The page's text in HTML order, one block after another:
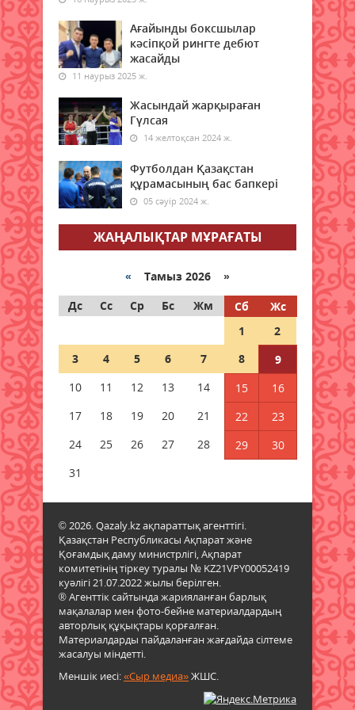
Қазақстанның бірқатар
өңірлеріне аптап ыстық қайта
оралады - синоптиктер
08 тамыз 2026 ж.
Елімізде бір тәулікте үш орман
өрті тіркелді
08 тамыз 2026 ж.
Синоптиктер Астана мен
Алматыда аптап ыстық
болатынын ескертті
орман өрті тіркелді
08 тамыз 2026 ж. 79
Ғалымдар отбасында нешінші
болып туғаныңыз өміріңізге
қалай әсер ететінін айтты
08 тамыз 2026 ж.
1 қыркүйектен бастап жаңа
шектеу: Қазақстанға қандай
көліктерді әкелуге тыйым
салынады?
Гранттан қағылған
талапкерлерге тағы бір
мүмкіндік: 4 мыңнан астам грант
бар
08 тамыз 2026 ж. 75
Азаматтық белсенділік – ел
болашағының кепілі
Аудан әкімі азаматтарды жеке
Ағайынды боксшылар
кәсіпқой рингте дебют
жасайды
11 наурыз 2025 ж.
Жасындай жарқыраған
Гүлсая
14 желтоқсан 2024 ж.
Футболдан Қазақстан
құрамасының бас бапкері
05 сәуір 2024 ж.
ЖАҢАЛЫҚТАР МҰРАҒАТЫ
« Тамыз 2026 »
Дс
Сс Ср Бс Жм Сб
Жс
1
2
3
4 5 6 7 8
9
10
11 12 13 14 15
16
17
18 19 20 21 22
23
24
25 26 27 28 29
30
31
© 2026. Qazaly.kz ақпараттық агенттігі.
Қазақстан Республикасы Ақпарат және
Қоғамдық даму министрлігі, Ақпарат
комитетінің тіркеу туралы № KZ21VPY00052419
куәлігі 21.07.2022 жылы берілген.
® Агенттік сайтында жарияланған барлық
мақалалар мен фото-бейне материалдардың
авторлық құқықтары қорғалған.
Материалдарды пайдаланған жағдайда сілтеме
жасалуы міндетті.
Меншік иесі:«Сыр медиа»ЖШС.